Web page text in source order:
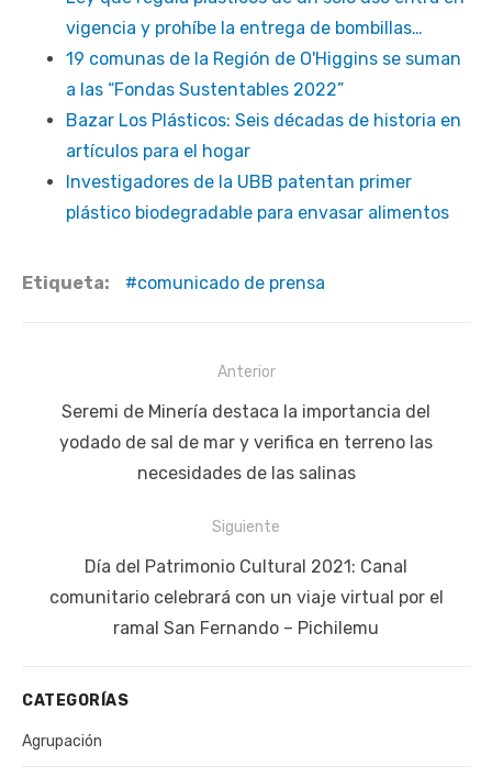
vigencia y prohíbe la entrega de bombillas…
19 comunas de la Región de O'Higgins se suman
a las “Fondas Sustentables 2022”
Bazar Los Plásticos: Seis décadas de historia en
artículos para el hogar
Investigadores de la UBB patentan primer
plástico biodegradable para envasar alimentos
Etiqueta: comunicado de prensa
entradas
Anterior
Publicación
anterior:
Seremi de Minería destaca la importancia del
yodado de sal de mar y verifica en terreno las
necesidades de las salinas
Siguiente
Siguiente
publicación:
Día del Patrimonio Cultural 2021: Canal
comunitario celebrará con un viaje virtual por el
ramal San Fernando – Pichilemu
CATEGORÍAS
Agrupación